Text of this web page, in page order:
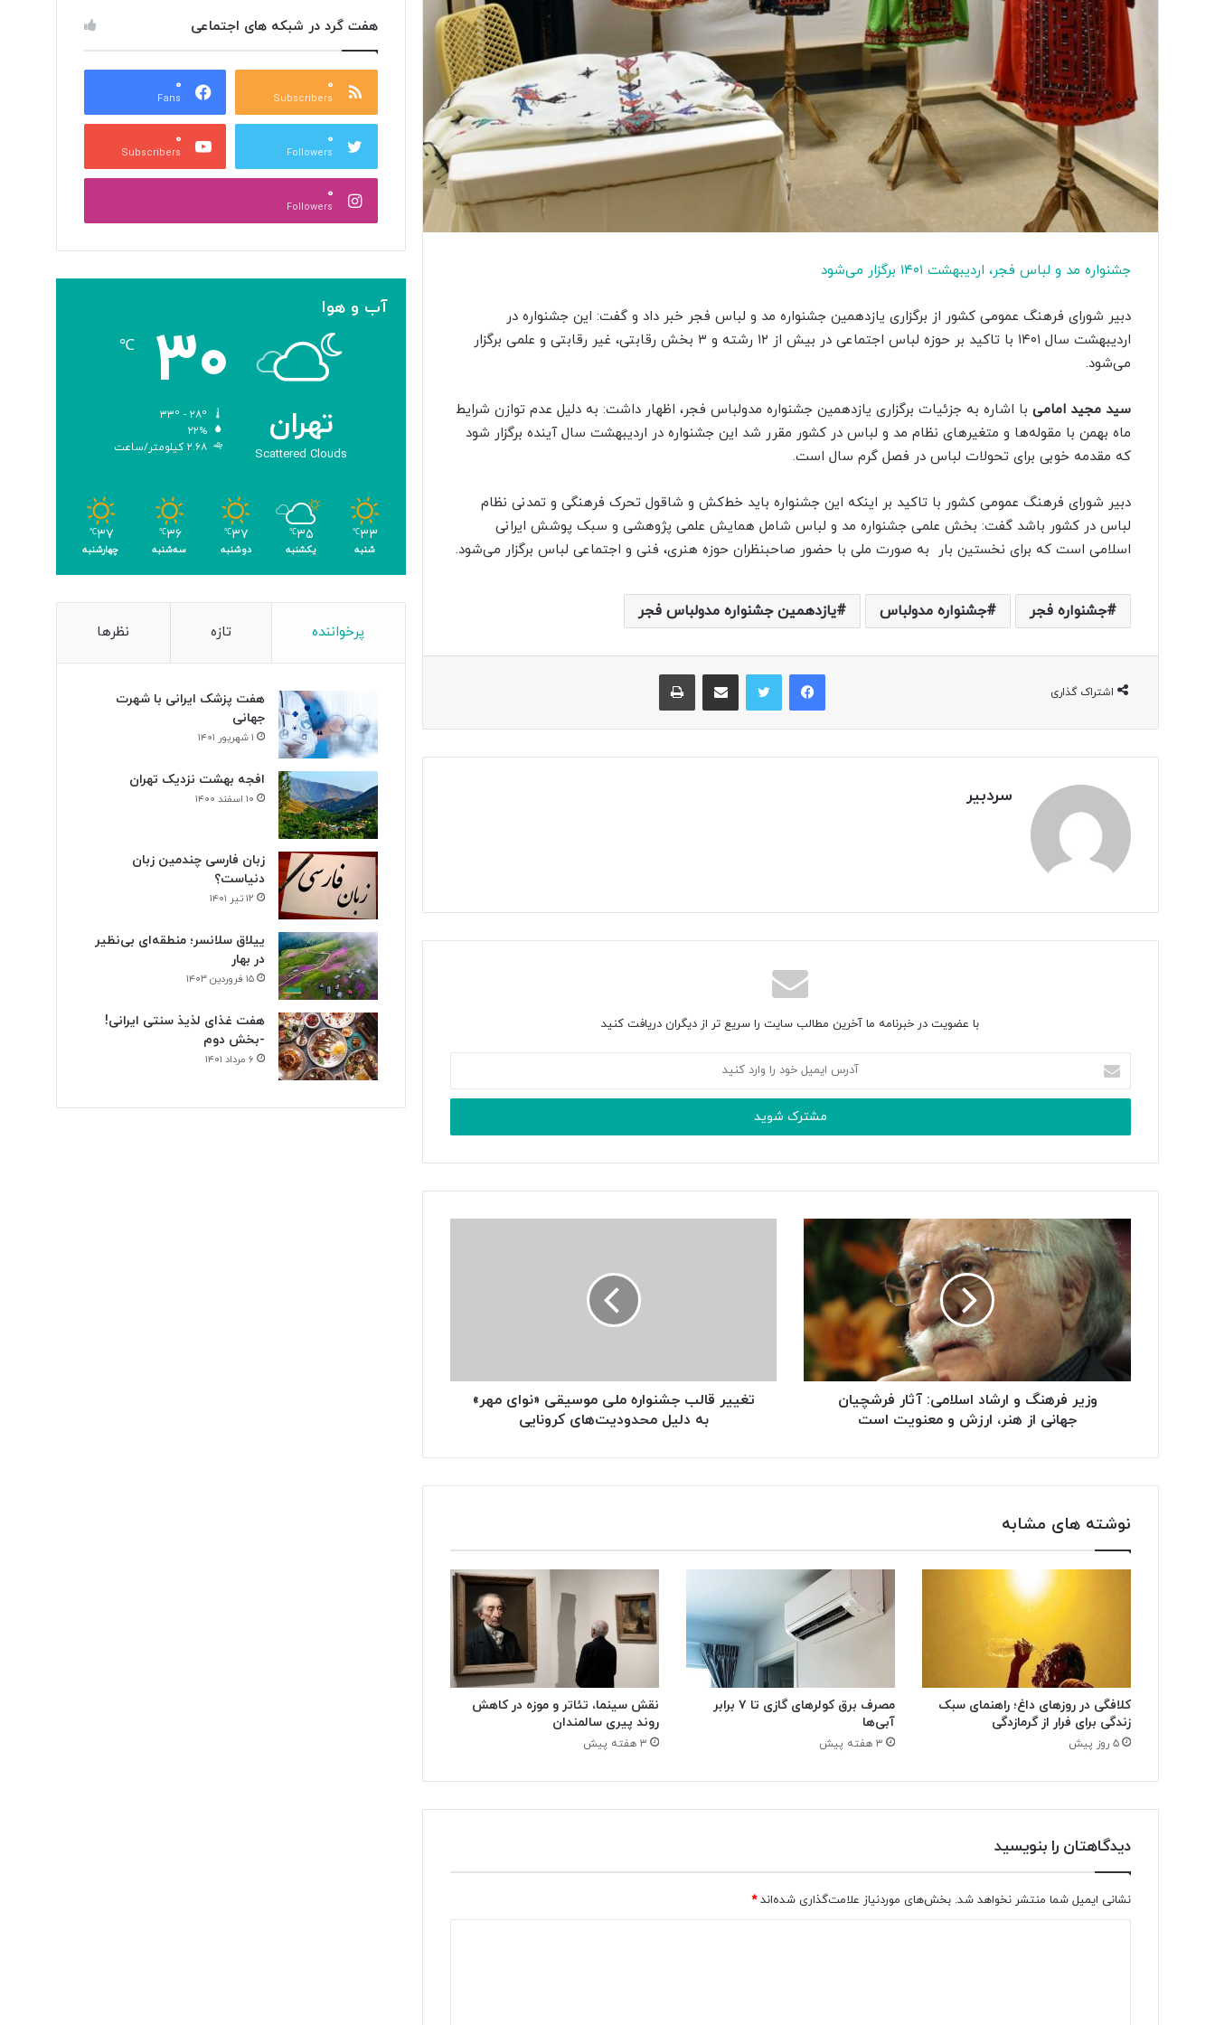
جشنواره مد و لباس فجر، اردیبهشت ۱۴۰۱ برگزار می‌شود
دبیر شورای فرهنگ عمومی کشور از برگزاری یازدهمین جشنواره مد و لباس فجر خبر داد و گفت: این جشنواره در
اردیبهشت سال ۱۴۰۱ با تاکید بر حوزه لباس اجتماعی در بیش از ۱۲ رشته و ۳ بخش رقابتی، غیر رقابتی و علمی برگزار
می‌شود.
سید مجید امامی با اشاره به جزئیات برگزاری یازدهمین جشنواره مدولباس فجر، اظهار داشت: به دلیل عدم توازن شرایط
ماه بهمن با مقوله‌ها و متغیرهای نظام مد و لباس در کشور مقرر شد این جشنواره در اردیبهشت سال آینده برگزار شود
که مقدمه خوبی برای تحولات لباس در فصل گرم سال است.
دبیر شورای فرهنگ عمومی کشور با تاکید بر اینکه این جشنواره باید خط‌کش و شاقول تحرک فرهنگی و تمدنی نظام
لباس در کشور باشد گفت: بخش علمی جشنواره مد و لباس شامل همایش علمی پژوهشی و سبک پوشش ایرانی
اسلامی است که برای نخستین بار به صورت ملی با حضور صاحبنظران حوزه هنری، فنی و اجتماعی لباس برگزار می‌شود.
جشنواره فجر جشنواره مدولباس یازدهمین جشنواره مدولباس فجر
اشتراک گذاری
فیس بوک توییتر اشتراک گذاری از طریق ایمیل چاپ
سردبیر
با عضویت در خبرنامه ما آخرین مطالب سایت را سریع تر از دیگران دریافت کنید
ایمیل
خود
وارد
وزیر فرهنگ و ارشاد اسلامی: آثار فرشچیان
جهانی از هنر، ارزش و معنویت است
تغییر قالب جشنواره ملی موسیقی «نوای مهر»
به دلیل محدودیت‌های کرونایی
نوشته های مشابه
کلافگی در روزهای داغ؛ راهنمای سبک
زندگی برای فرار از گرمازدگی
۵ روز پیش
مصرف برق کولرهای گازی تا ۷ برابر
آبی‌ها
۳ هفته پیش
نقش سینما، تئاتر و موزه در کاهش
روند پیری سالمندان
۳ هفته پیش
دیدگاهتان را بنویسید
نشانی ایمیل شما منتشر نخواهد شد. بخش‌های موردنیاز علامت‌گذاری شده‌اند*
هفت گرد در شبکه های اجتماعی
۰
Subscribers
۰
Fans
۰
Followers
۰
Subscribers
۰
Followers
آب و هوا
تهران
Scattered Clouds
۳۰ ℃
۲۲%
۲.۶۸ کیلومتر/ساعت
۳۳℃
شنبه
۳۵℃
یکشنبه
۳۷℃
دوشنبه
۳۶℃
سه‌شنبه
۳۷℃
چهارشنبه
پرخواننده تازه نظرها
هفت پزشک ایرانی با شهرت
جهانی
۱ شهریور ۱۴۰۱
افجه بهشت نزدیک تهران
۱۰ اسفند ۱۴۰۰
زبان فارسی چندمین زبان
دنیاست؟
۱۲ تیر ۱۴۰۱
ییلاق سلانسر؛ منطقه‌ای بی‌نظیر
در بهار
۱۵ فروردین ۱۴۰۳
هفت غذای لذیذ سنتی ایرانی!
-بخش دوم
۶ مرداد ۱۴۰۱